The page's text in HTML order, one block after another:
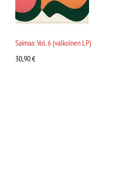
Saimaa: Vol. 6 (valkoinen LP)
30,90€